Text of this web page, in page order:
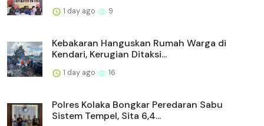
1 day ago 9
Kebakaran Hanguskan Rumah Warga di
Kendari, Kerugian Ditaksi...
1 day ago 16
Polres Kolaka Bongkar Peredaran Sabu
Sistem Tempel, Sita 6,4...